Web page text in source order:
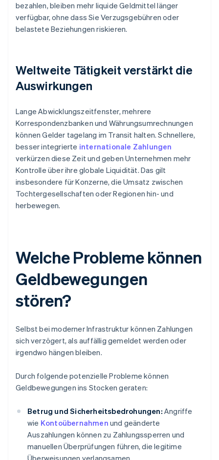
bezahlen, bleiben mehr liquide Geldmittel länger
verfügbar, ohne dass Sie Verzugsgebühren oder
belastete Beziehungen riskieren.
Weltweite Tätigkeit verstärkt die
Auswirkungen
Lange Abwicklungszeitfenster, mehrere
Korrespondenzbanken und Währungsumrechnungen
können Gelder tagelang im Transit halten. Schnellere,
besser integrierte internationale Zahlungen
verkürzen diese Zeit und geben Unternehmen mehr
Kontrolle über ihre globale Liquidität. Das gilt
insbesondere für Konzerne, die Umsatz zwischen
Tochtergesellschaften oder Regionen hin- und
herbewegen.
Welche Probleme können
Geldbewegungen
stören?
Selbst bei moderner Infrastruktur können Zahlungen
sich verzögert, als auffällig gemeldet werden oder
irgendwo hängen bleiben.
Durch folgende potenzielle Probleme können
Geldbewegungen ins Stocken geraten:
Betrug und Sicherheitsbedrohungen: Angriffe
wie Kontoübernahmen und geänderte
Auszahlungen können zu Zahlungssperren und
manuellen Überprüfungen führen, die legitime